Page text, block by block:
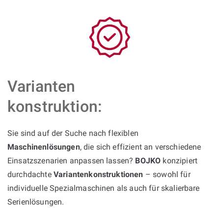
Varianten
konstruktion:
Sie sind auf der Suche nach flexiblen
Maschinenlösungen, die sich effizient an verschiedene
Einsatzszenarien anpassen lassen? BOJKO konzipiert
durchdachte Variantenkonstruktionen – sowohl für
individuelle Spezialmaschinen als auch für skalierbare
Serienlösungen.